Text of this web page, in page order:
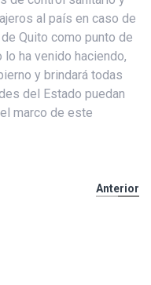
al país en caso de
Quito como punto de
lo ha venido haciendo,
y brindará todas
del Estado puedan
marco de este
Anterior